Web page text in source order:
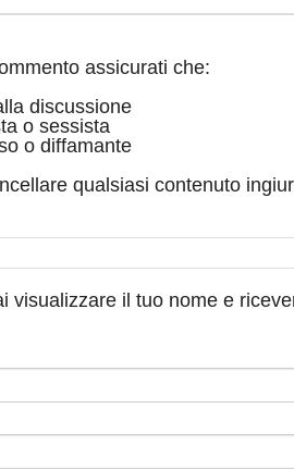
assicurati che:
discussione
o sessista
o diffamante
qualsiasi contenuto
visualizzare il tuo nome e